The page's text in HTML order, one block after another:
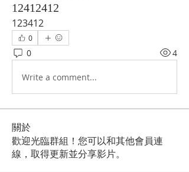
12412412
123412
0
0 4
Write a comment...
關於
歡迎光臨群組！您可以和其他會員連
線，取得更新並分享影片。